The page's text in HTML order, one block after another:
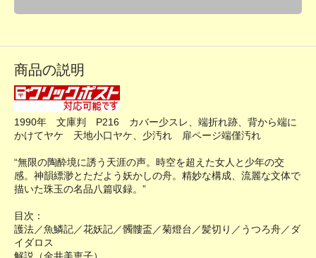
商品の説明
1990年 文庫判 P216 カバー少スレ、端折れ跡、背から端に
かけてヤケ 天地小口ヤケ、少汚れ 扉ページ端僅汚れ
“無限の陶酔境に誘う天涯の声。時空を超えた女人と少年の交
感。神韻縹渺とただよう妖かしの舟。精妙な構成、流麗な文体で
描いた珠玉の名品八篇収録。”
目次：
護法／魚鱗記／花妖記／髑髏盃／菊燈台／髪切り／うつろ舟／ダ
イダロス